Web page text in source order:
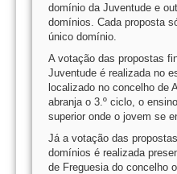
domínio da Juventude e
domínios. Cada proposta
único domínio.
A votação das propostas
Juventude é realizada no
localizado no concelho de
abranja o 3.º ciclo, o
superior onde o jovem se
Já a votação das
domínios é realizada
de Freguesia do concelho